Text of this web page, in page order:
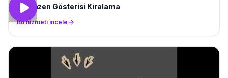
Semazen Gösterisi Kiralama
Bu hizmeti incele